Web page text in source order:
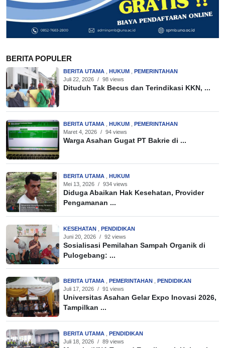
BERITA POPULER
BERITA UTAMA HUKUM
PEMERINTAHAN
Juli 22, 2026 / 98 views
Dituduh Tak Becus dan Terindikasi KKN, ...
BERITA UTAMA HUKUM
PEMERINTAHAN
Maret 4, 2026 / 94 views
Warga Asahan Gugat PT Bakrie di ...
BERITA UTAMA
HUKUM
Mei 13, 2026 / 934 views
Diduga Abaikan Hak Kesehatan, Provider
Pengamanan ...
KESEHATAN
PENDIDIKAN
Juni 20, 2026 / 92 views
Sosialisasi Pemilahan Sampah Organik di
Pulogebang: ...
BERITA UTAMA PEMERINTAHAN
PENDIDIKAN
Juli 17, 2026 / 91 views
Universitas Asahan Gelar Expo Inovasi 2026,
Tampilkan ...
BERITA UTAMA
PENDIDIKAN
Juli 18, 2026 / 89 views